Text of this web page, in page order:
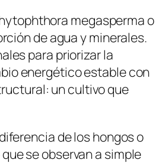
megaspermao
de agua y minerales.
para priorizar la
energético estable con
un cultivo que
de los hongos o
se observan a simple